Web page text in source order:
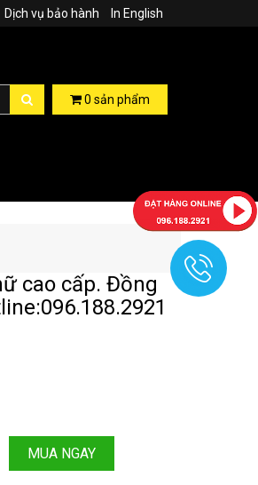
Dịch vụ bảo hành In English
0 sản phẩm
cao cấp. Đồng
MUA NGAY